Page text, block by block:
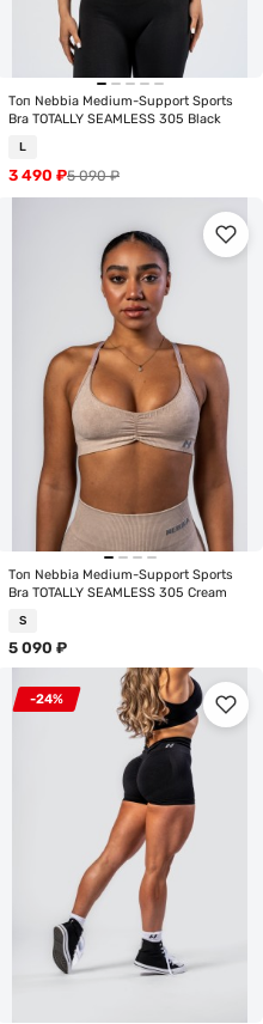
Топ Nebbia Medium-Support Sports
Bra TOTALLY SEAMLESS 305 Black
L
5 090₽
3 490 ₽
Топ Nebbia Medium-Support Sports
Bra TOTALLY SEAMLESS 305 Cream
S
5 090 ₽
-24%